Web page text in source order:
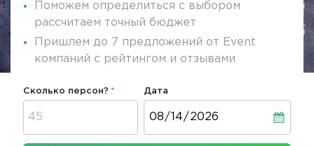
Поможем определиться с выбором
рассчитаем точный бюджет
Пришлем до 7 предложений от Event
компаний с рейтингом и отзывами
Сколько персон? Дата